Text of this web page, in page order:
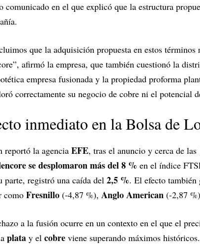
comunicado en el que explicó que la estructura
que la adquisición propuesta en estos
afirmó la empresa, que también cuestionó la
empresa fusionada y la propiedad proforma
correctamente su negocio de cobre ni el potencial
inmediato en la Bolsa de
reportó la agencia EFE, tras el anuncio y cerca de
se desplomaron más del 8 % en el índice
parte, registró una caída del 2,5 %. El efecto también
como Fresnillo (-4,87 %), Anglo American (-2,87
a la fusión ocurre en un contexto en el que el
plata y el cobre viene superando máximos